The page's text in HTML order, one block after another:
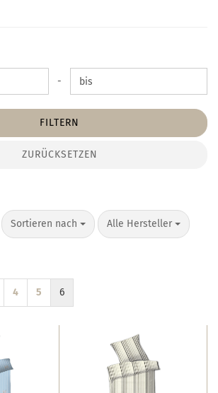
-
FILTERN
ZURÜCKSETZEN
Sortieren nach
Sortieren nach Alle Hersteller
pro Seite
4 5 6